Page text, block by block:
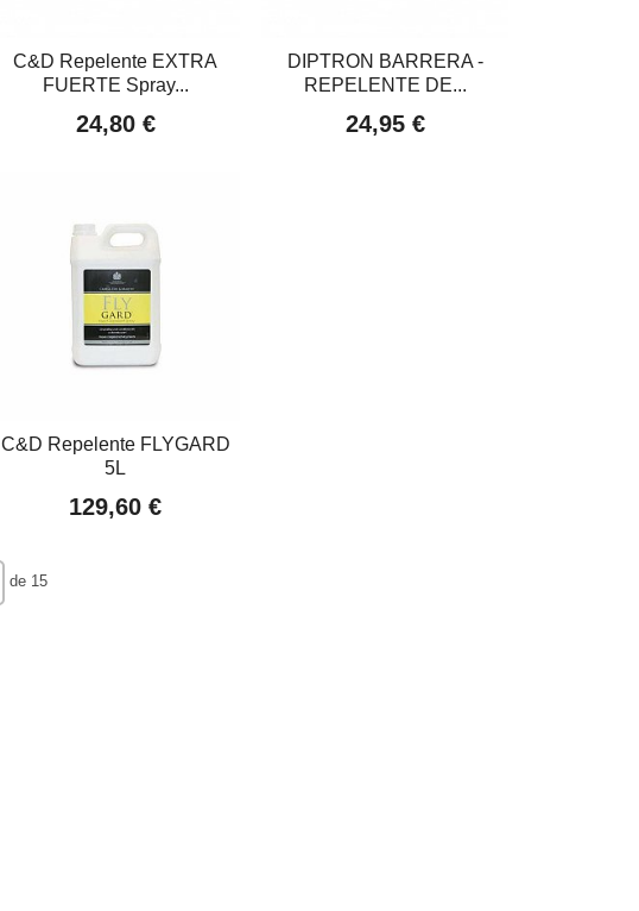
C&D Repelente EXTRA
FUERTE Spray...
24,80 €
DIPTRON BARRERA -
REPELENTE DE...
24,95 €
C&D Repelente FLYGARD
5L
129,60 €
de 15